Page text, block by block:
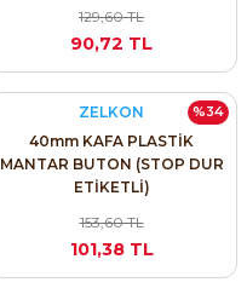
129,60 TL
90,72 TL
%34
ZELKON
40mm KAFA PLASTİK
MANTAR BUTON (STOP DUR
ETİKETLİ)
153,60 TL
101,38 TL